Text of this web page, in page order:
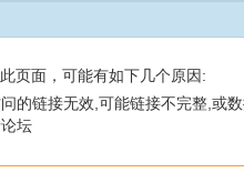
页面，可能有如下几个原因:
的链接无效,可能链接不完整,或
坛